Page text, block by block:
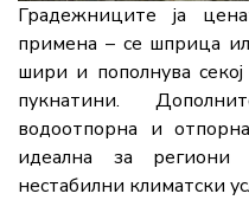
Градежниците ја
примена – се шприца
шири и пополнува
пукнатини.
водоотпорна и
идеална за
нестабилни климатски